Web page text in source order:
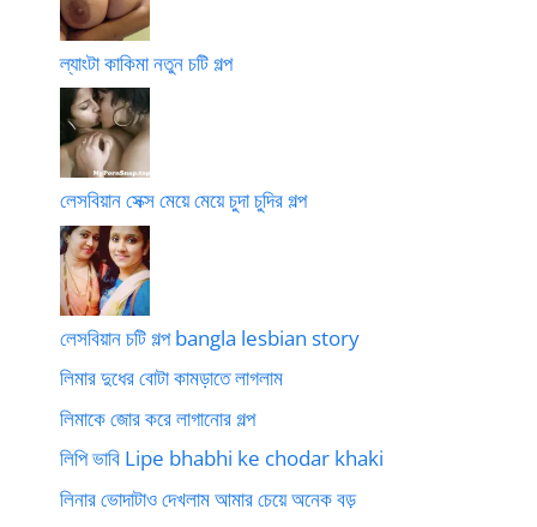
ল্যাংটা কাকিমা নতুন চটি গল্প
লেসবিয়ান সেক্স মেয়ে মেয়ে চুদা চুদির গল্প
লেসবিয়ান চটি গল্প bangla lesbian story
লিমার দুধের বোটা কামড়াতে লাগলাম
লিমাকে জোর করে লাগানোর গল্প
লিপি ভাবি Lipe bhabhi ke chodar khaki
লিনার ভোদাটাও দেখলাম আমার চেয়ে অনেক বড়